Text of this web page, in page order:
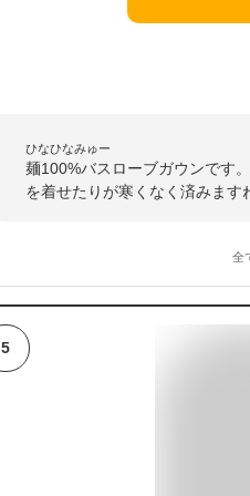
ひなひなみゅー
麺100%バスローブガウンです
を着せたりが寒くなく済みま
全
5